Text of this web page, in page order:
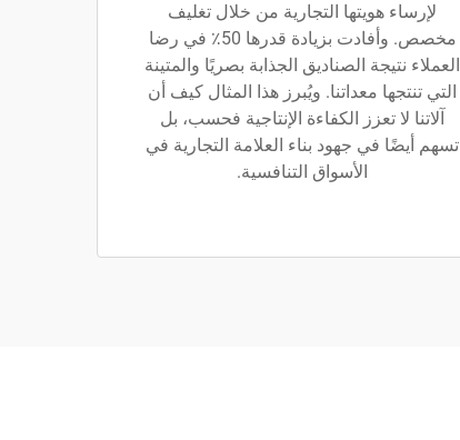
لإرساء هويتها التجارية من خلال تغليف
مخصص. وأفادت بزيادة قدرها 50٪ في رضا
العملاء نتيجة الصناديق الجذابة بصريًا والمتينة
التي تنتجها معداتنا. ويُبرز هذا المثال كيف أن
آلاتنا لا تعزز الكفاءة الإنتاجية فحسب، بل
تسهم أيضًا في جهود بناء العلامة التجارية في
الأسواق التنافسية.